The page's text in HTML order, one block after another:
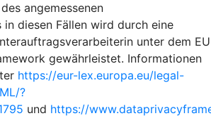
angemessenen
in diesen Fällen wird durch eine
unter dem EU
gewährleistet. Informationen
https://eur-lex.europa.eu/legal-
?
und https://